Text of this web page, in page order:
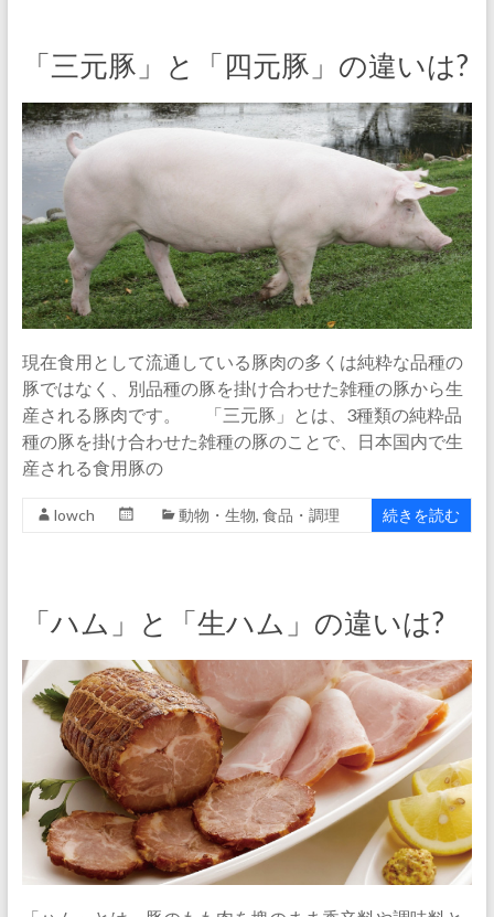
「三元豚」と「四元豚」の違いは?
現在食用として流通している豚肉の多くは純粋な品種の
豚ではなく、別品種の豚を掛け合わせた雑種の豚から生
産される豚肉です。 「三元豚」とは、3種類の純粋品
種の豚を掛け合わせた雑種の豚のことで、日本国内で生
産される食用豚の
lowch 動物・生物, 食品・調理 続きを読む
「ハム」と「生ハム」の違いは?